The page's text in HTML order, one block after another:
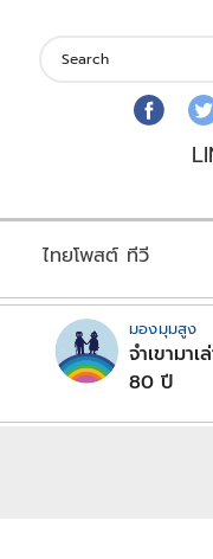
ไทยโพสต์ ทีวี
มองมุมสูง
จำเขามา
80 ปี